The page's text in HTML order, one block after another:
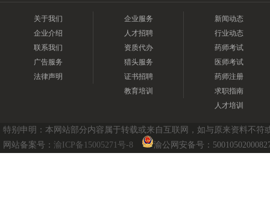
关于我们
企业介绍
联系我们
广告服务
法律声明
企业服务
人才招聘
资质代办
猎头服务
证书招聘
教育培训
新闻动态
行业动态
药师考试
医师考试
药师注册
求职指南
人才培训
特别申明：本网站部分内容属于转载或来自互联网，如与原来资料不
网站备案号： 渝ICP备15005271号-8 渝公网安备号：